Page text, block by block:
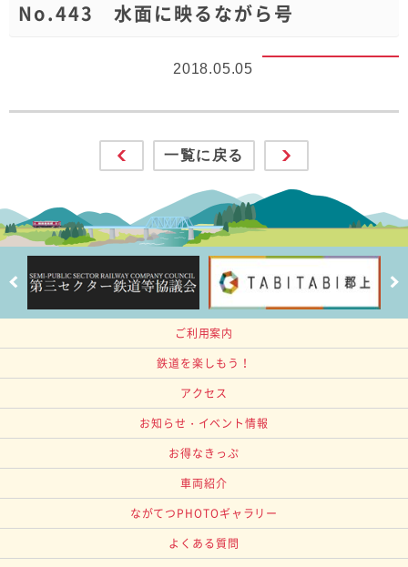
No.443 水面に映るながら号
2018.05.05
一覧に戻る
ご利用案内
鉄道を楽しもう！
アクセス
お知らせ・イベント情報
お得なきっぷ
車両紹介
ながてつPHOTOギャラリー
よくある質問